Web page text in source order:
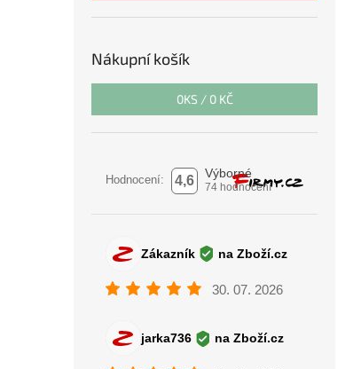
Nákupní košík
0KS / 0 KČ